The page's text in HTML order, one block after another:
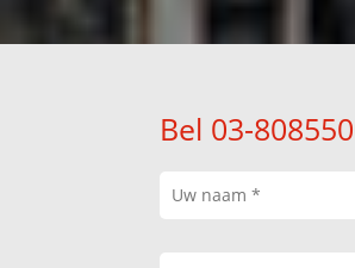
Bel 03-